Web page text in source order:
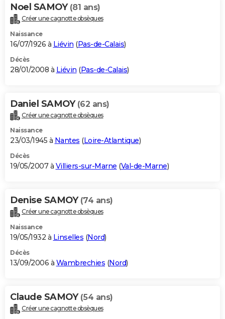
Noel SAMOY (81 ans)
Créer une cagnotte obsèques
Naissance
16/07/1926 à Liévin (Pas-de-Calais)
Décès
28/01/2008 à Liévin (Pas-de-Calais)
Daniel SAMOY (62 ans)
Créer une cagnotte obsèques
Naissance
23/03/1945 à Nantes (Loire-Atlantique)
Décès
19/05/2007 à Villiers-sur-Marne (Val-de-Marne)
Denise SAMOY (74 ans)
Créer une cagnotte obsèques
Naissance
19/05/1932 à Linselles (Nord)
Décès
13/09/2006 à Wambrechies (Nord)
Claude SAMOY (54 ans)
Créer une cagnotte obsèques